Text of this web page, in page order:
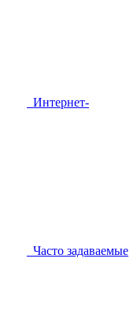
Интернет-
Часто задаваемые